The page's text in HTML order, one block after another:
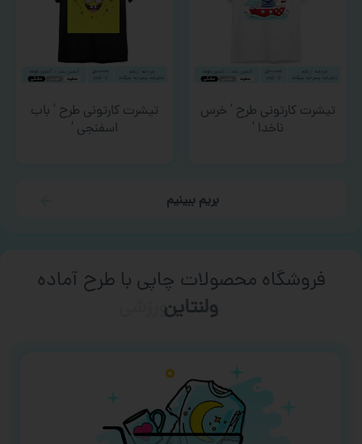
تیشرت کارتونی طرح ‘ خرس
ناخدا ‘
تیشرت کارتونی طرح ‘ باب
اسفنجی ‘
بریم ببینیم
فروشگاه محصولات چاپی با طرح آماده
ورزشی